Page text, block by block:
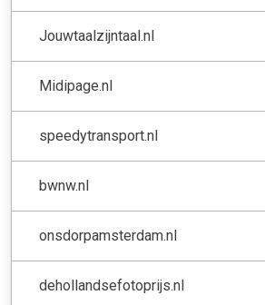
Jouwtaalzijntaal.nl
Midipage.nl
speedytransport.nl
bwnw.nl
onsdorpamsterdam.nl
dehollandsefotoprijs.nl